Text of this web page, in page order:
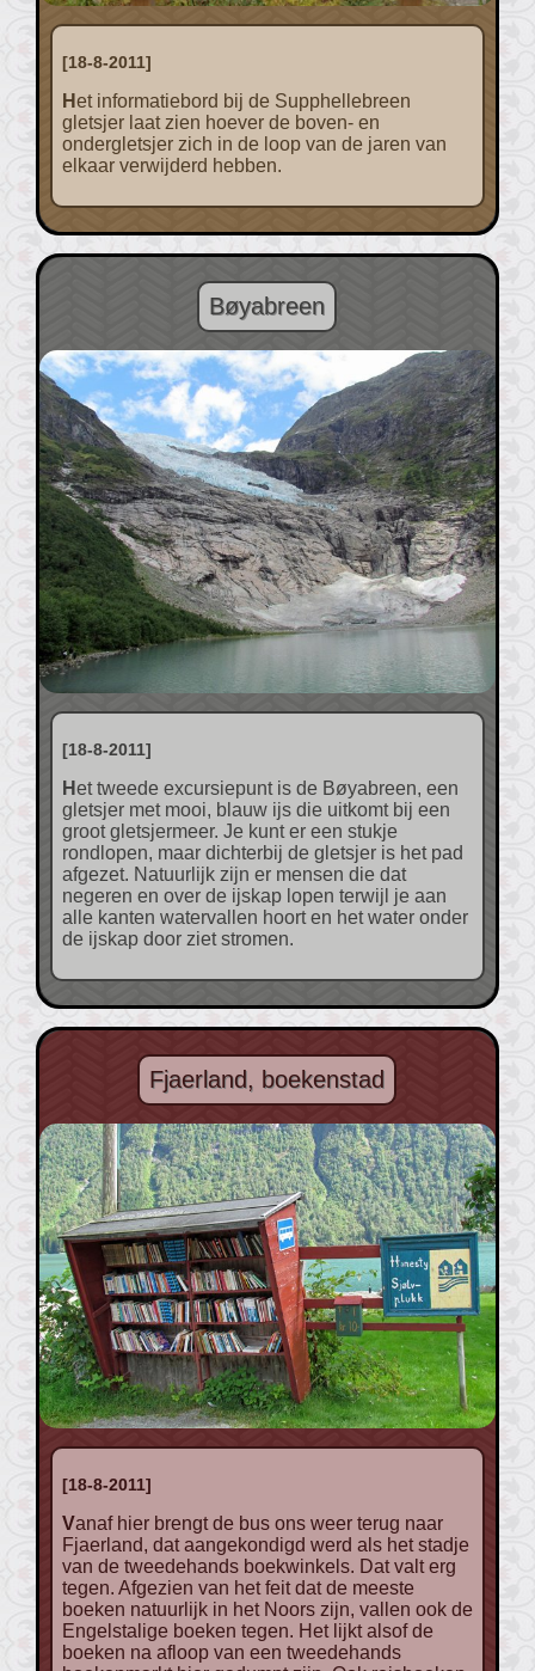
[18-8-2011]
Het informatiebord bij de Supphellebreen
gletsjer laat zien hoever de boven- en
ondergletsjer zich in de loop van de jaren van
elkaar verwijderd hebben.
Bøyabreen
[18-8-2011]
Het tweede excursiepunt is de Bøyabreen, een
gletsjer met mooi, blauw ijs die uitkomt bij een
groot gletsjermeer. Je kunt er een stukje
rondlopen, maar dichterbij de gletsjer is het pad
afgezet. Natuurlijk zijn er mensen die dat
negeren en over de ijskap lopen terwijl je aan
alle kanten watervallen hoort en het water onder
de ijskap door ziet stromen.
Fjaerland, boekenstad
[18-8-2011]
Vanaf hier brengt de bus ons weer terug naar
Fjaerland, dat aangekondigd werd als het stadje
van de tweedehands boekwinkels. Dat valt erg
tegen. Afgezien van het feit dat de meeste
boeken natuurlijk in het Noors zijn, vallen ook de
Engelstalige boeken tegen. Het lijkt alsof de
boeken na afloop van een tweedehands